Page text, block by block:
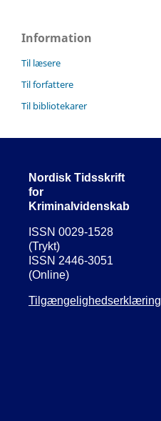
Information
Til læsere
Til forfattere
Til bibliotekarer
Nordisk Tidsskrift
for
Kriminalvidenskab
ISSN 0029-1528
(Trykt)
ISSN 2446-3051
(Online)
Tilgængelighedserklæring